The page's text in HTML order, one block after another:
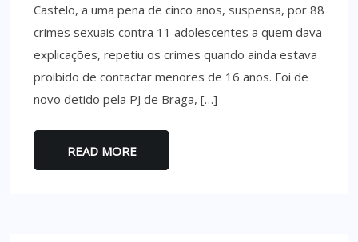
Castelo, a uma pena de cinco anos, suspensa, por 88
crimes sexuais contra 11 adolescentes a quem dava
explicações, repetiu os crimes quando ainda estava
proibido de contactar menores de 16 anos. Foi de
novo detido pela PJ de Braga, […]
READ MORE